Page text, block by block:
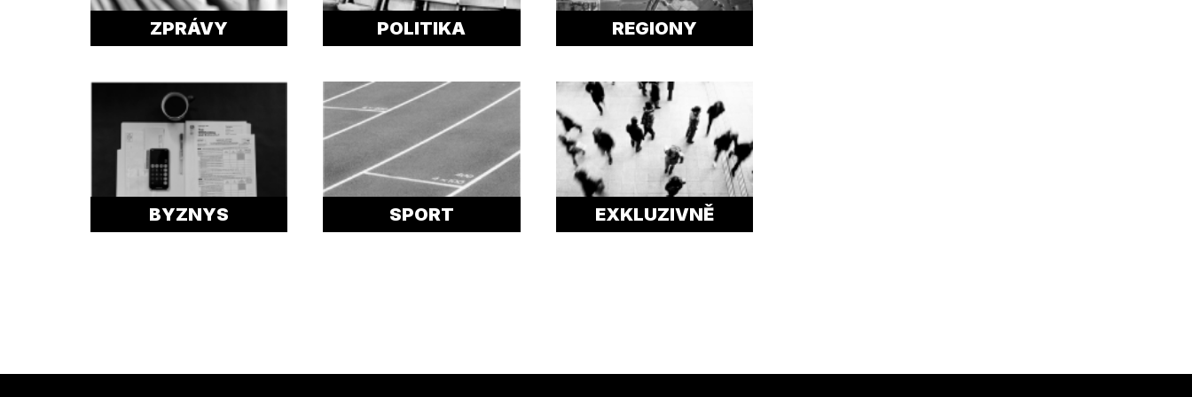
ZPRÁVY POLITIKA REGIONY
BYZNYS SPORT EXKLUZIVNĚ